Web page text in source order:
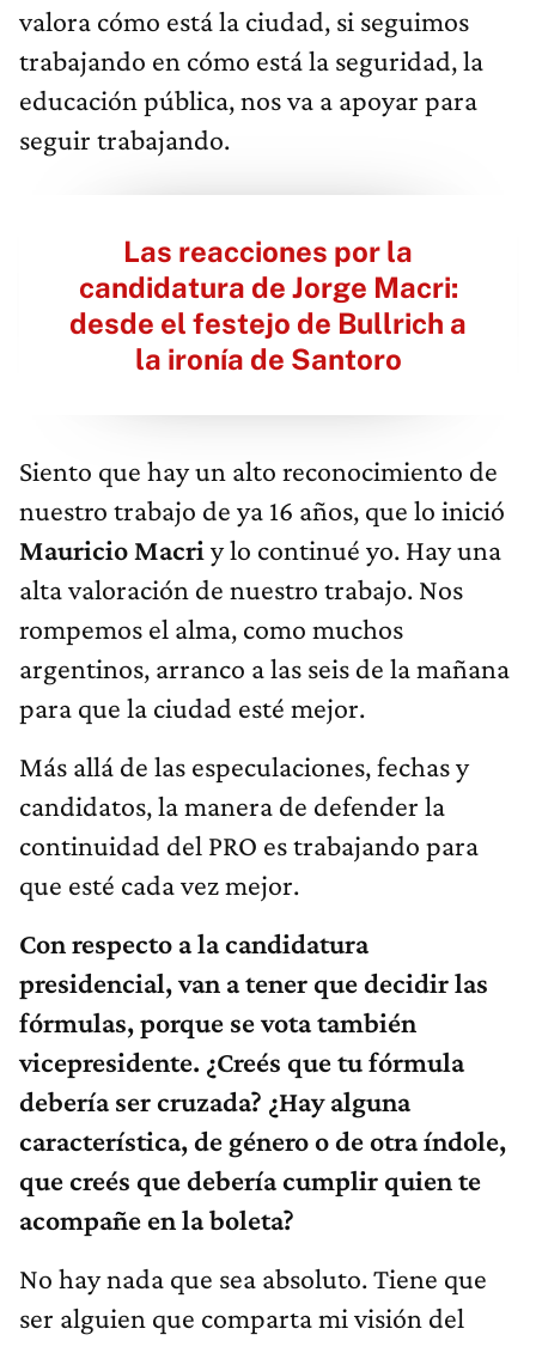
valora cómo está la ciudad, si seguimos
trabajando en cómo está la seguridad, la
educación pública, nos va a apoyar para
seguir trabajando.
Las reacciones por la
candidatura de Jorge Macri:
desde el festejo de Bullrich a
la ironía de Santoro
Siento que hay un alto reconocimiento de
nuestro trabajo de ya 16 años, que lo inició
Mauricio Macri y lo continué yo. Hay una
alta valoración de nuestro trabajo. Nos
rompemos el alma, como muchos
argentinos, arranco a las seis de la mañana
para que la ciudad esté mejor.
Más allá de las especulaciones, fechas y
candidatos, la manera de defender la
continuidad del PRO es trabajando para
que esté cada vez mejor.
Con respecto a la candidatura
presidencial, van a tener que decidir las
fórmulas, porque se vota también
vicepresidente. ¿Creés que tu fórmula
debería ser cruzada? ¿Hay alguna
característica, de género o de otra índole,
que creés que debería cumplir quien te
acompañe en la boleta?
No hay nada que sea absoluto. Tiene que
ser alguien que comparta mi visión del